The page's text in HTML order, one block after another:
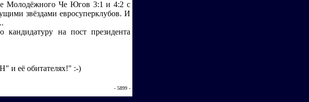
Молодёжного Че Югов 3:1 и 4:2 с
звёздами евросуперклубов. И
кандидатуру на пост президента
и её обитателях!" :-)
- 5899 -